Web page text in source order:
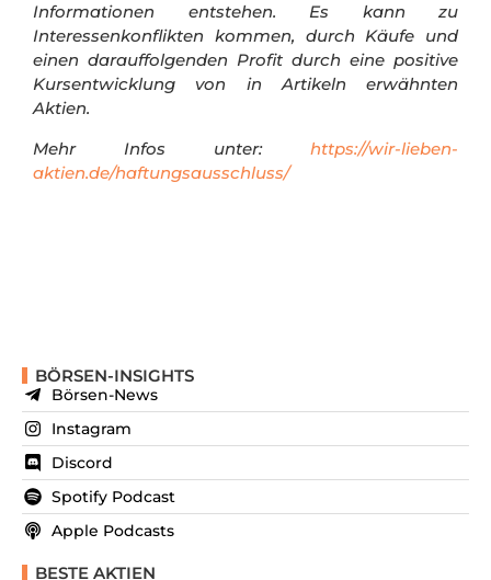
Informationen entstehen. Es kann zu
Interessenkonflikten kommen, durch Käufe und
einen darauffolgenden Profit durch eine positive
Kursentwicklung von in Artikeln erwähnten
Aktien.
Mehr Infos unter: https://wir-lieben-
aktien.de/haftungsausschluss/
BÖRSEN-INSIGHTS
Börsen-News
Instagram
Discord
Spotify Podcast
Apple Podcasts
BESTE AKTIEN